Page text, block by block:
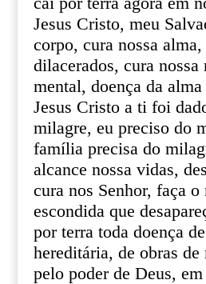
Jesus Cristo, meu
corpo, cura nossa
dilacerados, cura nossa
mental, doença da
Jesus Cristo a ti foi
milagre, eu preciso do
família precisa do
alcance nossa vidas,
cura nos Senhor, faça
escondida que
por terra toda doença
hereditária, de obras
pelo poder de Deus, em